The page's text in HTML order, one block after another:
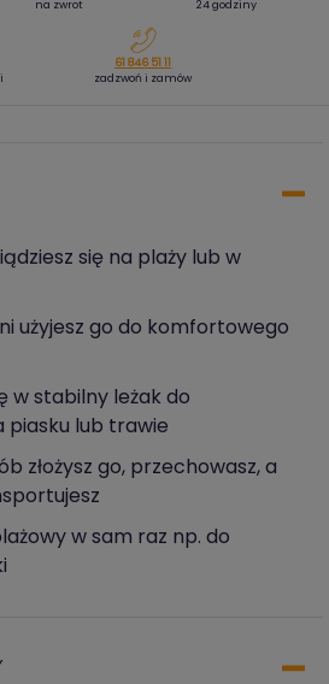
na zwrot
24 godziny
61 846 51 11
zadzwoń i zamów
się na plaży lub w
użyjesz go do komfortowego
w stabilny leżak do
piasku lub trawie
złożysz go, przechowasz, a
w sam raz np. do